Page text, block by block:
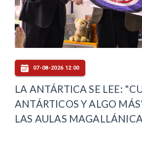
07-08-2026 12:00
LA ANTÁRTICA SE LEE:
ANTÁRTICOS Y ALGO
LAS AULAS